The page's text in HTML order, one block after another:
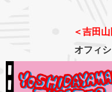
＜吉田
オフィ